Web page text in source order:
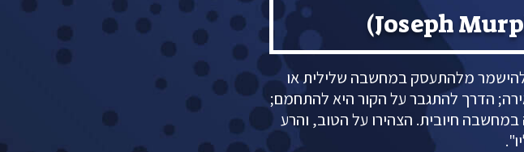
מלהתעסק במחשבה שלילית או
הדרך להתגבר על הקור היא להתחמם;
חיובית. הצהירו על הטוב, והרע